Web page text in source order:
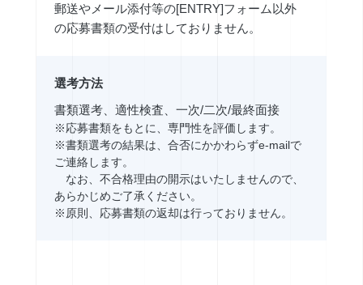
郵送やメール添付等の[ENTRY]フォーム以外
の応募書類の受付はしておりません。
選考方法
書類選考、適性検査、一次/二次/最終面接
※応募書類をもとに、専門性を評価します。
※書類選考の結果は、合否にかかわらずe-mailで
ご連絡します。
なお、不合格理由の開示はいたしませんので、
あらかじめご了承ください。
※原則、応募書類の返却は行っておりません。